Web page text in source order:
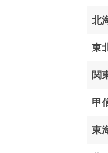
北
東
関
甲
東